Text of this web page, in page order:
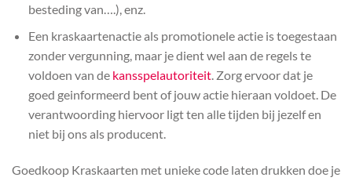
besteding van….), enz.
Een kraskaartenactie als promotionele actie is toegestaan
zonder vergunning, maar je dient wel aan de regels te
voldoen van de kansspelautoriteit. Zorg ervoor dat je
goed geinformeerd bent of jouw actie hieraan voldoet. De
verantwoording hiervoor ligt ten alle tijden bij jezelf en
niet bij ons als producent.
Goedkoop Kraskaarten met unieke code laten drukken doe je